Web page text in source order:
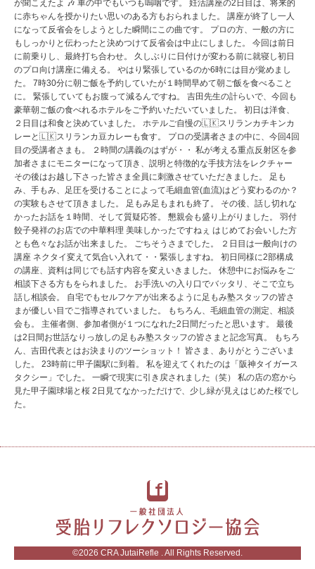
が聞こえたよ 🎶 車の中でもいつも嗚咽です。 妊活講座の2日目は、将来的
に赤ちゃんを授かりたい思いのある方もおられました。 講座が終了し一人
になって反省会をしようとした瞬間にこの曲です。 プロの方、一般の方に
もしっかりと伝わったと決めつけて反省会は中止にしました。 今回は前日
に前乗りし、最終打ち合わせ。 久しぶりに日付けが変わる前に就寝し初日
のプロ向け講座に備える。 やはり緊張しているのか6時には目が覚めまし
た。 7時30分に朝ご飯を予約していたが１時間早めて朝ご飯を食べること
に。 緊張していてもお腹って減るんですね。 吉田先生の計らいで、今回も
豪華朝ご飯の食べれるホテルをご予約いただいていました。 初日は洋食、
２日目は和食と決めていました。 ホテルご自慢の🇱🇰スリランカチキンカ
レーと🇱🇰スリランカ豆カレーも食す。 プロの受講者さまの中に、今回4回
目の受講者さまも。 ２時間の講義のはずが・・ 私が考える重点反射区を参
加者さまにモニターになって頂き、説明と特徴的な手技方法をレクチャー
その後はお越し下さった皆さま全員に刺激させていただきました。 足も
み、手もみ、足圧を受けることによって毛細血管(血流)はどう変わるのか？
の実験もさせて頂きました。 足もみ足もまれも終了。 その後、話し切れな
かったお話を１時間、そして質疑応答。 懇親会も盛り上がりました。 羽付
餃子発祥のお店での中華料理 美味しかったですねぇ はじめてお会いした方
とも色々なお話が出来ました。 ごちそうさまでした。 ２日目は一般向けの
講座 ネクタイ変えて気合い入れて・・緊張しますね。 初日同様に2部構成
の講座、資料は同じでも話す内容を変えいきました。 休憩中にお悩みをご
相談下さる方もをられました。 お手洗いの入り口でバッタリ、そこで立ち
話し相談会。 自宅でもセルフケアが出来るように足もみ塾スタッフの皆さ
まが優しい目でご指導されていました。 もちろん、毛細血管の測定、相談
会も。 主催者側、参加者側が１つになれた2日間だったと思います。 最後
は2日間お世話なりっ放しの足もみ塾スタッフの皆さまと記念写真。 もちろ
ん、吉田代表とはお決まりのツーショット！ 皆さま、ありがとうございま
した。 23時前に甲子園駅に到着。 私を迎えてくれたのは「阪神タイガース
タクシー」でした。 一瞬で現実に引き戻されました（笑） 私の店の窓から
見た甲子園球場と桜 2日見てなかっただけで、少し緑が見えはじめた桜でし
た。
©2026 CRA JutaiRefle . All Rights Reserved.